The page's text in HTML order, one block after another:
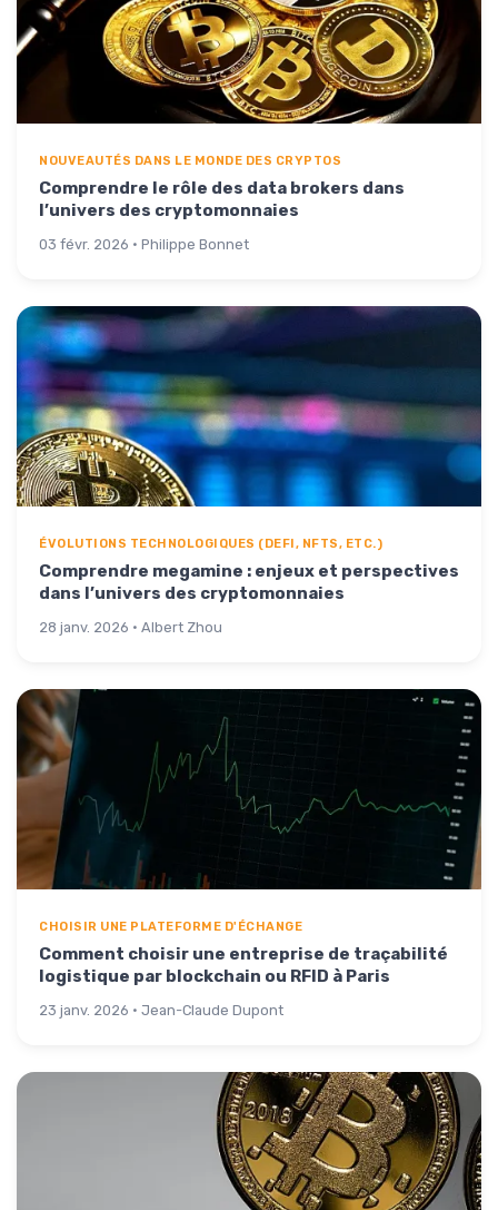
NOUVEAUTÉS DANS LE MONDE DES CRYPTOS
Comprendre le rôle des data brokers dans
l’univers des cryptomonnaies
03 févr. 2026 · Philippe Bonnet
ÉVOLUTIONS TECHNOLOGIQUES (DEFI, NFTS, ETC.)
Comprendre megamine : enjeux et perspectives
dans l’univers des cryptomonnaies
28 janv. 2026 · Albert Zhou
CHOISIR UNE PLATEFORME D'ÉCHANGE
Comment choisir une entreprise de traçabilité
logistique par blockchain ou RFID à Paris
23 janv. 2026 · Jean-Claude Dupont